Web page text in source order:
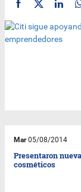
Mar05/08/2014
Presentaron
cosméticos